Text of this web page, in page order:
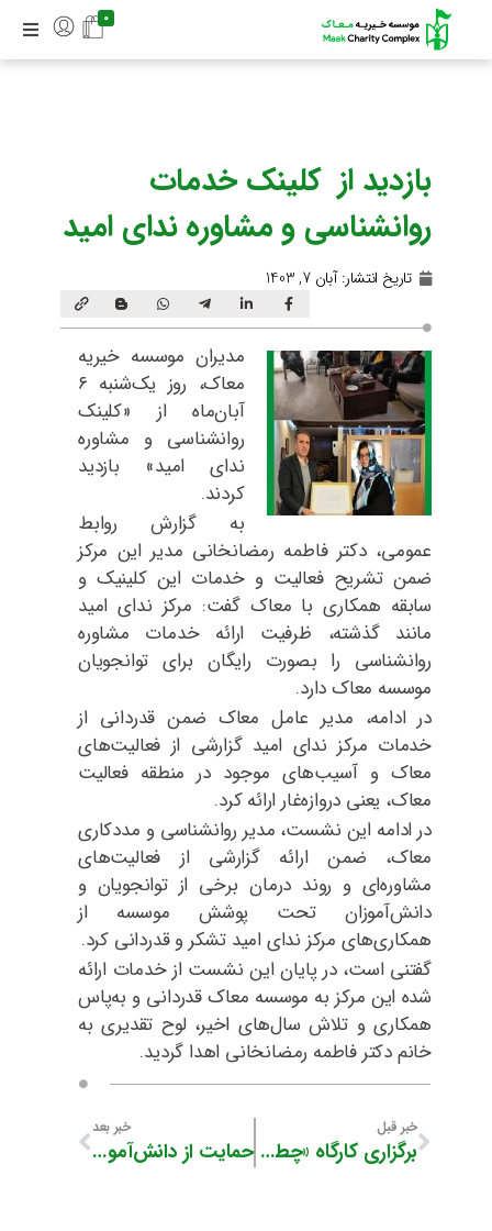
0
بازدید از کلینک خدمات
روانشناسی و مشاوره ندای امید
تاریخ انتشار:آبان 7, 1403
مدیران موسسه خیریه
معاک، روز یک‌شنبه ۶
آبان‌ماه از «کلینک
روانشناسی و مشاوره
ندای امید» بازدید
کردند.
به گزارش روابط
عمومی، دکتر فاطمه رمضانخانی مدیر این مرکز
ضمن تشریح فعالیت‌ و خدمات این کلینیک و
سابقه‌ همکاری با معاک گفت: مرکز ندای امید
مانند گذشته، ظرفیت ارائه خدمات مشاوره
روانشناسی را بصورت رایگان برای توانجویان
موسسه معاک دارد.
در ادامه، مدیر عامل معاک ضمن قدردانی از
خدمات مرکز ندای امید گزارشی از فعالیت‌های
معاک و آسیب‌های موجود در منطقه فعالیت
معاک، یعنی دروازه‌غار ارائه کرد.
در ادامه این نشست، مدیر روانشناسی و مددکاری
معاک، ضمن ارائه گزارشی از فعالیت‌های
مشاوره‌ای و روند درمان برخی از توانجویان و
دانش‌آموزان تحت پوشش موسسه از
همکاری‌های مرکز ندای امید تشکر و قدردانی کرد.
گفتنی است، در پایان این نشست از خدمات ارائه
شده این مرکز به موسسه معاک قدردانی و به‌پاس
همکاری و تلاش سال‌های اخیر، لوح تقدیری به
خانم دکتر فاطمه رمضانخانی اهدا گردید.
خبر قبل
برگزاری کارگاه «چطور یک کودک با اعتماد به نفس پرورش دهیم؟»
خبر بعد
حمایت از دانش‌آموزانِ دارایِ نیازهای ویژه، اولویت اول جامعه خیرین است